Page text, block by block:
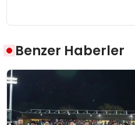
Benzer Haberler